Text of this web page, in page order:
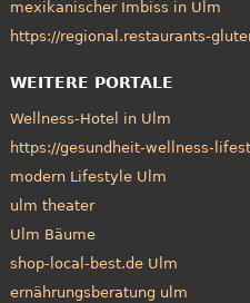
mexikanischer Imbiss in Ulm
https://regional.restaurants-
WEITERE PORTALE
Wellness-Hotel in Ulm
https://gesundheit-wellness-
modern Lifestyle Ulm
ulm theater
Ulm Bäume
shop-local-best.de Ulm
ernährungsberatung ulm